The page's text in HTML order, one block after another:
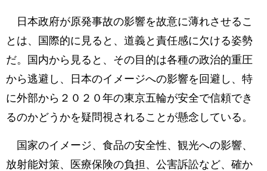
日本政府が原発事故の影響を故意に薄れさせるこ
とは、国際的に見ると、道義と責任感に欠ける姿勢
だ。国内から見ると、その目的は各種の政治的重圧
から逃避し、日本のイメージへの影響を回避し、特
に外部から２０２０年の東京五輪が安全で信頼でき
るのかどうかを疑問視されることが懸念している。
国家のイメージ、食品の安全性、観光への影響、
放射能対策、医療保険の負担、公害訴訟など、確か